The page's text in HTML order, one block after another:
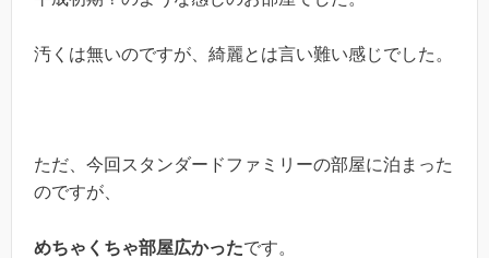
汚くは無いのですが、綺麗とは言い難い感じでした。
ただ、今回スタンダードファミリーの部屋に泊まった
のですが、
めちゃくちゃ部屋広かったです。